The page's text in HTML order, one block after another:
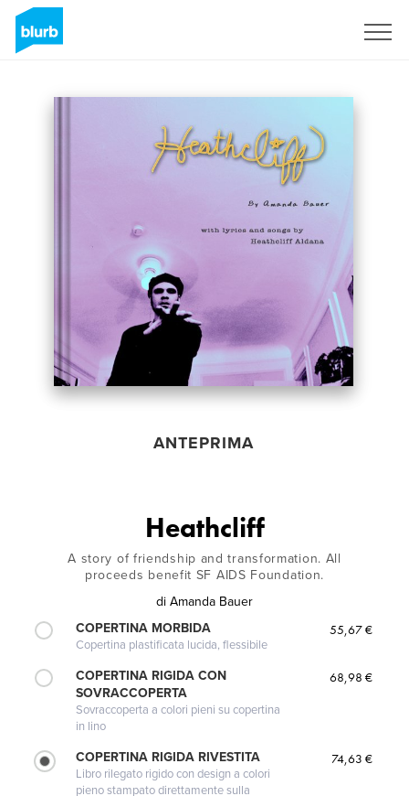
ANTEPRIMA
Heathcliff
A story of friendship and transformation. All
proceeds benefit SF AIDS Foundation.
di Amanda Bauer
COPERTINA MORBIDA
Copertina plastificata lucida, flessibile
55,67 €
COPERTINA RIGIDA CON
SOVRACCOPERTA
Sovraccoperta a colori pieni su copertina
in lino
68,98 €
COPERTINA RIGIDA RIVESTITA
Libro rilegato rigido con design a colori
pieno stampato direttamente sulla
74,63 €